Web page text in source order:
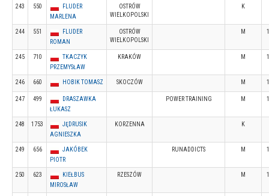
243 550
FLUDER
MARLENA
OSTRÓW
WIELKOPOLSKI
K
244 551
FLUDER
ROMAN
OSTRÓW
WIELKOPOLSKI
M
245 710
TKACZYK
PRZEMYSŁAW
KRAKÓW M
246 660 HOBIK TOMASZ SKOCZÓW M
247 499
DRASZAWKA
ŁUKASZ
POWER TRAINING M
248 1753
JĘDRUSIK
AGNIESZKA
KORZENNA K
249 656
JAKÓBEK
PIOTR
RUNADDICTS M
250 623
KIEŁBUS
MIROSŁAW
RZESZÓW M